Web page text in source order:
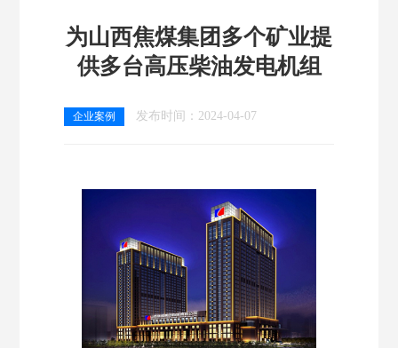
为山西焦煤集团多个矿业提
供多台高压柴油发电机组
企业案例 发布时间：2024-04-07